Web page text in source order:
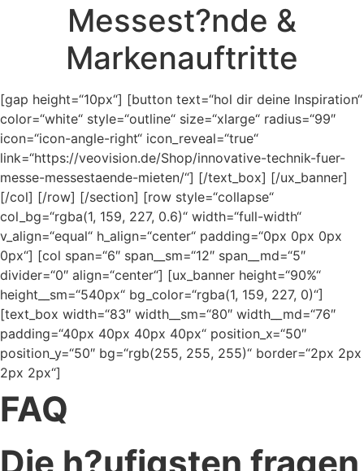
Messest?nde &
Markenauftritte
[gap height=“10px“] [button text=“hol dir deine Inspiration“
color=“white“ style=“outline“ size=“xlarge“ radius=“99″
icon=“icon-angle-right“ icon_reveal=“true“
link=“https://veovision.de/Shop/innovative-technik-fuer-
messe-messestaende-mieten/“] [/text_box] [/ux_banner]
[/col] [/row] [/section] [row style=“collapse“
col_bg=“rgba(1, 159, 227, 0.6)“ width=“full-width“
v_align=“equal“ h_align=“center“ padding=“0px 0px 0px
0px“] [col span=“6″ span__sm=“12″ span__md=“5″
divider=“0″ align=“center“] [ux_banner height=“90%“
height__sm=“540px“ bg_color=“rgba(1, 159, 227, 0)“]
[text_box width=“83″ width__sm=“80″ width__md=“76″
padding=“40px 40px 40px 40px“ position_x=“50″
position_y=“50″ bg=“rgb(255, 255, 255)“ border=“2px 2px
2px 2px“]
FAQ
Die h?ufigsten fragen